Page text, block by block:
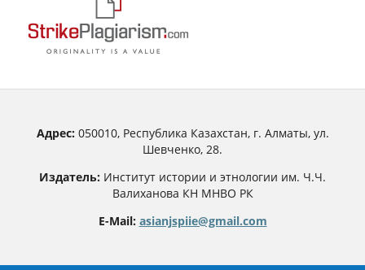
Адрес:050010, Республика Казахстан, г. Алматы, ул.
Шевченко, 28.
Издатель: Институт истории и этнологии им. Ч.Ч.
Валиханова КН МНВО РК
E-Mail: asianjspiie@gmail.com